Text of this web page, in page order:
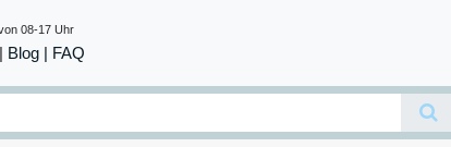
08-17 Uhr
Blog | FAQ